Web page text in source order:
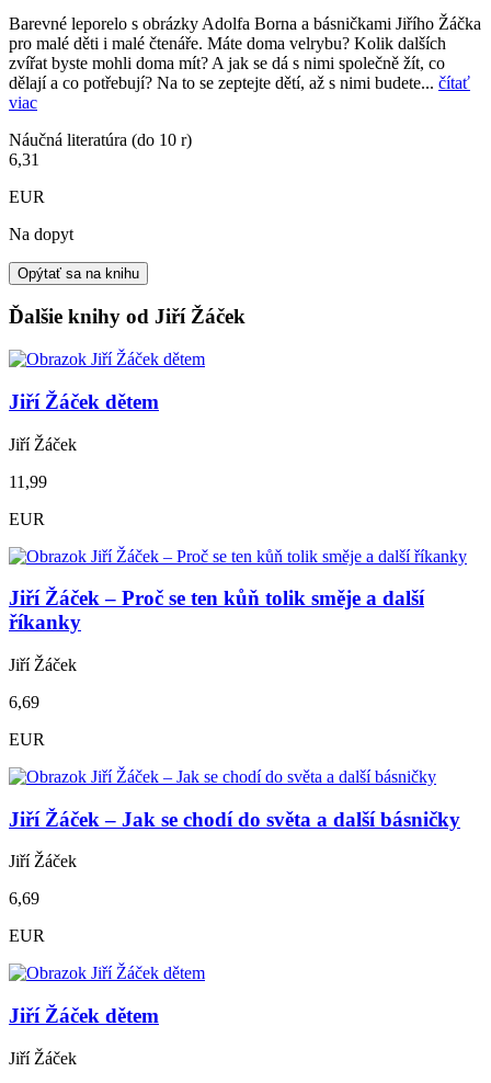
Barevné leporelo s obrázky Adolfa Borna a básničkami Jiřího Žáčka
pro malé děti i malé čtenáře. Máte doma velrybu? Kolik dalších
zvířat byste mohli doma mít? A jak se dá s nimi společně žít, co
dělají a co potřebují? Na to se zeptejte dětí, až s nimi budete... čítať
viac
Náučná literatúra (do 10 r)
6,31
EUR
Na dopyt
Opýtať sa na knihu
Ďalšie knihy od Jiří Žáček
Jiří Žáček dětem
Jiří Žáček
11,99
EUR
Jiří Žáček – Proč se ten kůň tolik směje a další
říkanky
Jiří Žáček
6,69
EUR
Jiří Žáček – Jak se chodí do světa a další básničky
Jiří Žáček
6,69
EUR
Jiří Žáček dětem
Jiří Žáček